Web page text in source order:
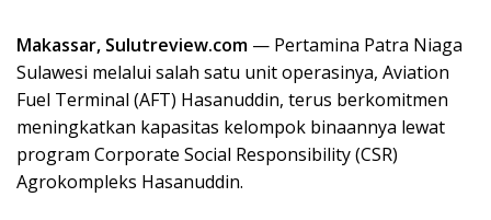
Makassar, Sulutreview.com — Pertamina Patra Niaga
Sulawesi melalui salah satu unit operasinya, Aviation
Fuel Terminal (AFT) Hasanuddin, terus berkomitmen
meningkatkan kapasitas kelompok binaannya lewat
program Corporate Social Responsibility (CSR)
Agrokompleks Hasanuddin.